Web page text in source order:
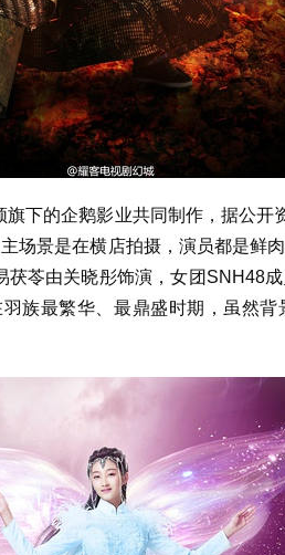
旗下的企鹅影业共同制作，据公开
场景是在横店拍摄，演员都是鲜
茯苓由关晓彤饰演，女团SNH48
族最繁华、最鼎盛时期，虽然